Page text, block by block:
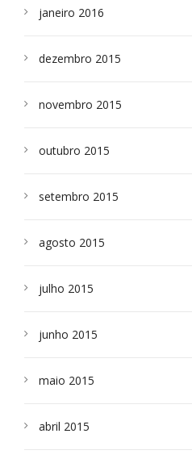
janeiro 2016
dezembro 2015
novembro 2015
outubro 2015
setembro 2015
agosto 2015
julho 2015
junho 2015
maio 2015
abril 2015